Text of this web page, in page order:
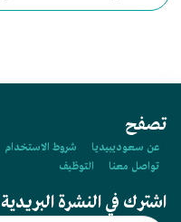
تصفح
عن سعوديبيديا شروط الاستخدام
تواصل معنا
التوظيف
اشترك في النشرة البريدية